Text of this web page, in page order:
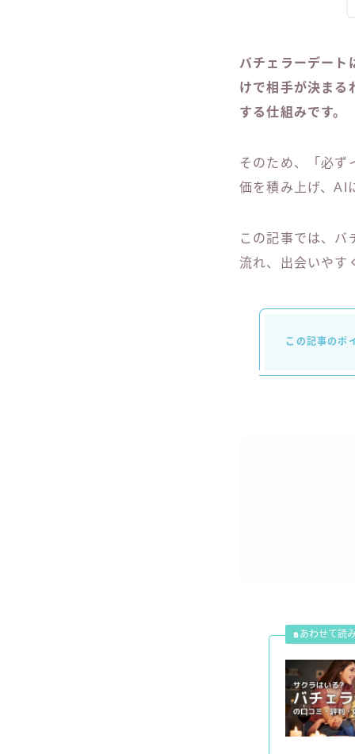
バチェラーデート
けで相手が決まる
する仕組みです。
そのため、「必ず
価を積み上げ、AI
この記事では、バ
流れ、出会いやす
この記事のポ